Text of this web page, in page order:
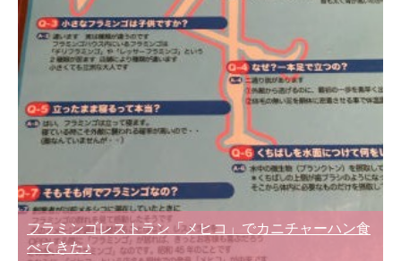
フラミンゴレストラン「メヒコ」でカニチャーハン食
べてきた♪